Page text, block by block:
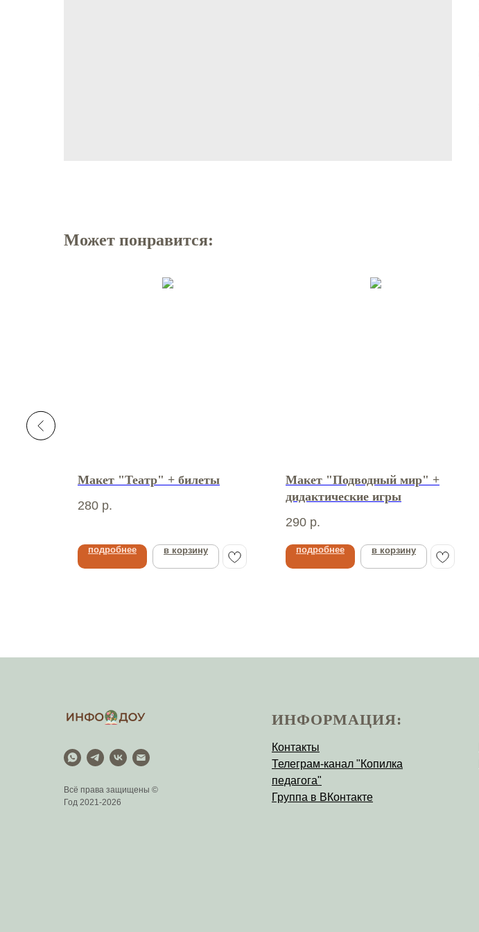
Может понравится:
Макет "Театр" + билеты
280 р.
подробнее в корзину
Макет "Подводный мир" +
дидактические игры
290 р.
подробнее в корзину
Всё права защищены ©
Год 2021-2026
ИНФОРМАЦИЯ:
Контакты
Телеграм-канал "Копилка
педагога"
Группа в ВКонтакте